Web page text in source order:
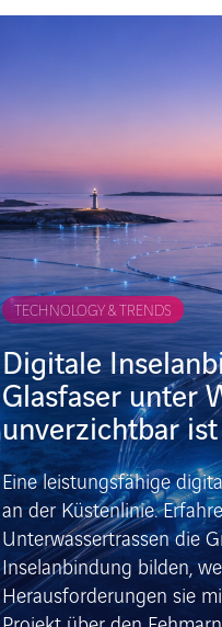
TECHNOLOGY & TRENDS
Digitale
Glasfaser unter
unverzichtbar ist
Eine leistungsfähige
an der Küstenlinie.
Unterwassertrassen die
Inselanbindung bilden,
Herausforderungen sie